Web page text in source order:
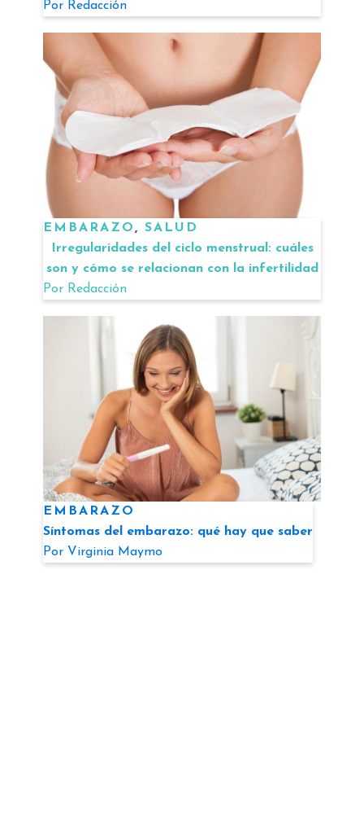
Por Redacción
EMBARAZO, SALUD
Irregularidades del ciclo menstrual: cuáles
son y cómo se relacionan con la infertilidad
Por Redacción
EMBARAZO
Síntomas del embarazo: qué hay que saber
Por Virginia Maymo